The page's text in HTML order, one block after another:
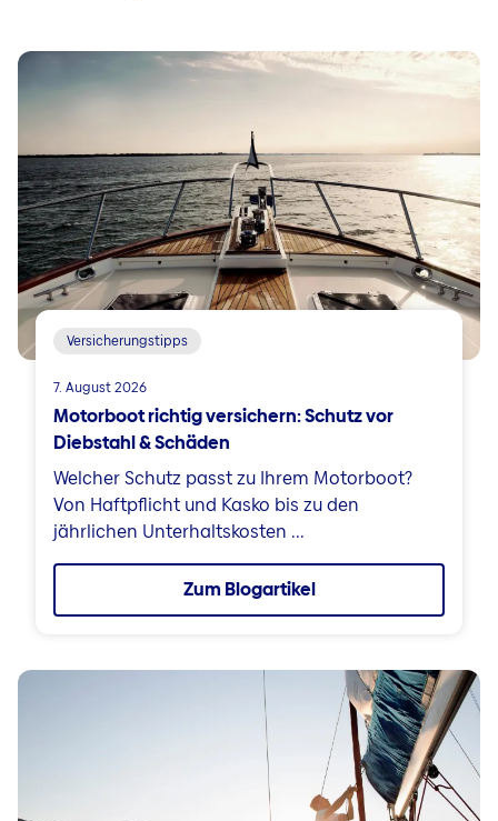
Versicherungstipps
7. August 2026
Motorboot richtig versichern: Schutz vor
Diebstahl & Schäden
Welcher Schutz passt zu Ihrem Motorboot?
Von Haftpflicht und Kasko bis zu den
jährlichen Unterhaltskosten ...
Zum Blogartikel